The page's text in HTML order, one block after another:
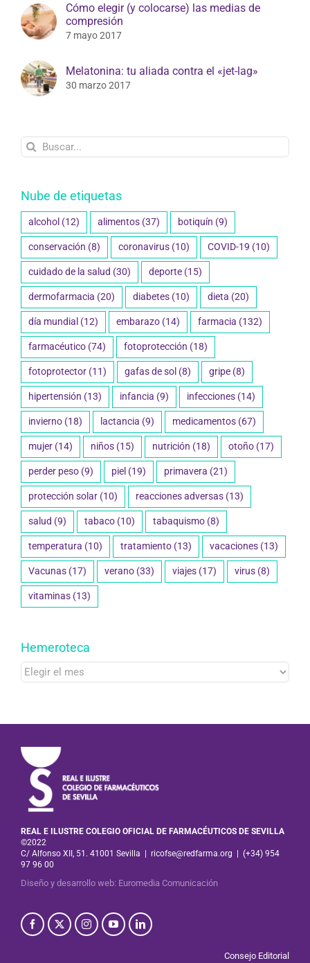
Cómo elegir (y colocarse) las medias de
compresión
7 mayo 2017
Melatonina: tu aliada contra el «jet-lag»
30 marzo 2017
Buscar:
Nube de etiquetas
alcohol (12) alimentos (37) botiquín (9)
conservación (8) coronavirus (10) COVID-19 (10)
cuidado de la salud (30) deporte (15)
dermofarmacia (20) diabetes (10) dieta (20)
día mundial (12) embarazo (14) farmacia (132)
farmacéutico (74) fotoprotección (18)
fotoprotector (11) gafas de sol (8) gripe (8)
hipertensión (13) infancia (9) infecciones (14)
invierno (18) lactancia (9) medicamentos (67)
mujer (14) niños (15) nutrición (18) otoño (17)
perder peso (9) piel (19) primavera (21)
protección solar (10) reacciones adversas (13)
salud (9) tabaco (10) tabaquismo (8)
temperatura (10) tratamiento (13) vacaciones (13)
Vacunas (17) verano (33) viajes (17) virus (8)
vitaminas (13)
Hemeroteca
Hemeroteca
REAL E ILUSTRE COLEGIO OFICIAL DE FARMACÉUTICOS DE SEVILLA
©2022
C/ Alfonso XII, 51. 41001 Sevilla | ricofse@redfarma.org | (+34) 954
97 96 00
Diseño y desarrollo web: Euromedia Comunicación
Consejo Editorial